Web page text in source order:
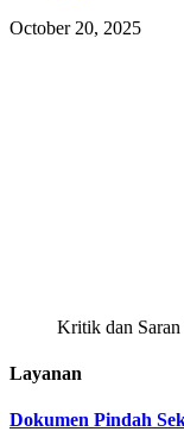
October 20, 2025
Kritik dan Saran
Layanan
Dokumen Pindah